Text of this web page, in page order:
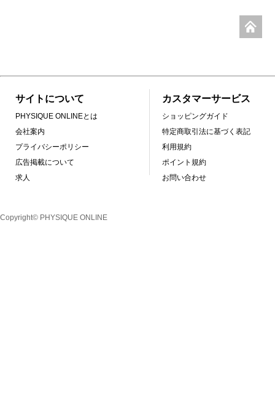
サイトについて
PHYSIQUE ONLINEとは
会社案内
プライバシーポリシー
広告掲載について
求人
カスタマーサービス
ショッピングガイド
特定商取引法に基づく表記
利用規約
ポイント規約
お問い合わせ
Copyright© PHYSIQUE ONLINE